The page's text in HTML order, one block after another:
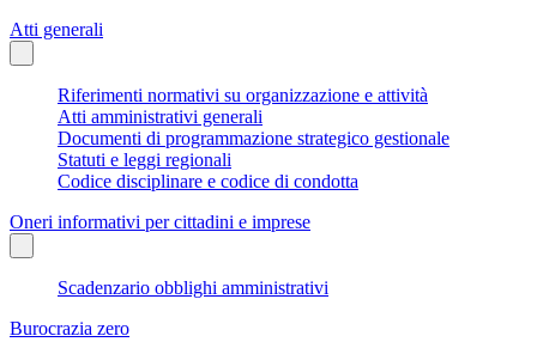
Atti generali
Riferimenti normativi su organizzazione e attività
Atti amministrativi generali
Documenti di programmazione strategico gestionale
Statuti e leggi regionali
Codice disciplinare e codice di condotta
Oneri informativi per cittadini e imprese
Scadenzario obblighi amministrativi
Burocrazia zero